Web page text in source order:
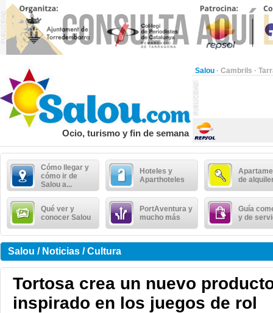
Salou · Cambrils ·
Ocio, turismo y fin de semana
Cómo llegar y
cómo ir de
Salou a...
Hoteles y
Aparthoteles
de
Qué ver y
conocer Salou
PortAventura y
mucho más
Guía
y de
Salou / Noticias / Cultura
Tortosa crea un nuevo
inspirado en los juegos de rol